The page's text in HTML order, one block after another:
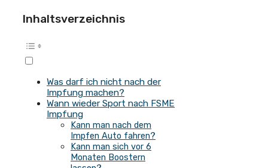
Inhaltsverzeichnis
Was darf ich nicht nach der
Impfung machen?
Wann wieder Sport nach FSME
Impfung
Kann man nach dem
Impfen Auto fahren?
Kann man sich vor 6
Monaten Boostern